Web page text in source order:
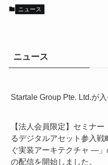
ニュース
ニュース
Startale Group Pte. Ltd.が
【法人会員限定】セミナ
るデジタルアセット参入
ぐ実装アーキテクチャ ―
の配信を開始しました。